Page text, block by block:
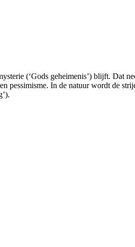
(‘Gods geheimenis’) blijft. Dat
pessimisme. In de natuur wordt de